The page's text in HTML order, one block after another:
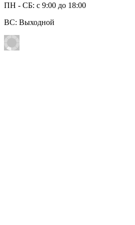
ПН - СБ: с 9:00 до 18:00
ВС: Выходной